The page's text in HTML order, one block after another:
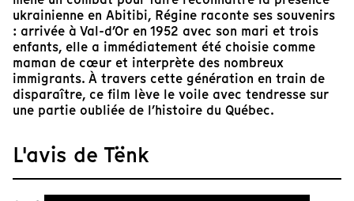
ukrainienne en Abitibi, Régine raconte ses souvenirs
: arrivée à Val-d’Or en 1952 avec son mari et trois
enfants, elle a immédiatement été choisie comme
maman de cœur et interprète des nombreux
immigrants. À travers cette génération en train de
disparaître, ce film lève le voile avec tendresse sur
une partie oubliée de l’histoire du Québec.
L'avis de Tënk